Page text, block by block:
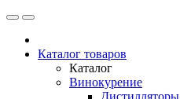
Каталог товаров
Каталог
Винокурение
Дистилляторы